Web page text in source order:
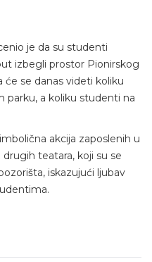
je da su studenti
izbegli prostor Pionirskog
će se danas videti koliku
parku, a koliku studenti na
akcija zaposlenih u
teatara, koji su se
iskazujući ljubav